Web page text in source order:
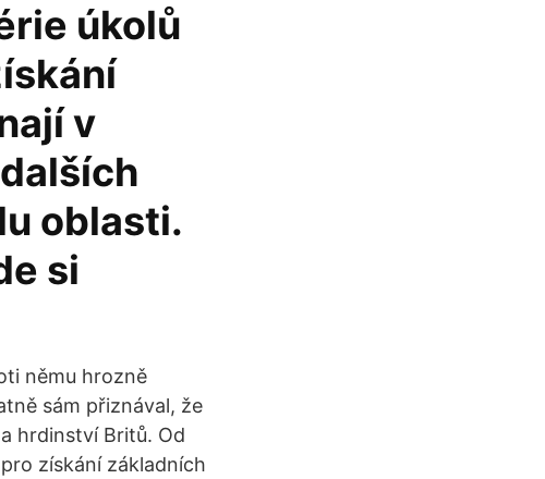
úkolů
v
oblasti.
si
němu hrozně
sám přiznával, že
hrdinství Britů. Od
získání základních